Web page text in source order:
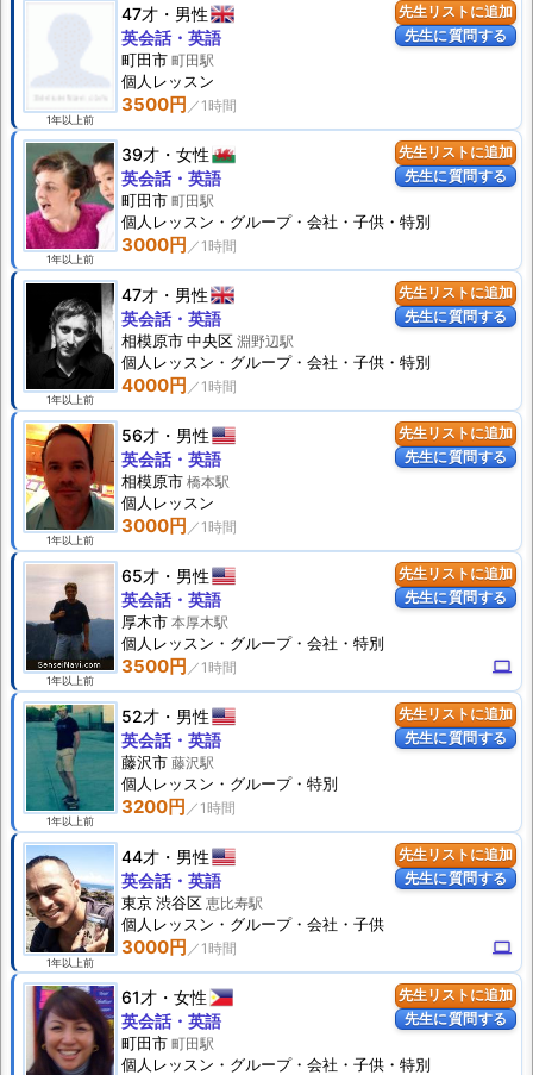
先生リストに追加
先生に質問する
1年以上前
47才 男性
3500円
英会話・英語
町田市 町田駅
個人 レッスン
先生リストに追加
先生に質問する
1年以上前
39才 女性
3000円
英会話・英語
町田市 町田駅
個人 レッスン ・グループ・会社・子供・特別
先生リストに追加
先生に質問する
1年以上前
47才 男性
4000円
英会話・英語
相模原市 中央区 淵野辺駅
個人 レッスン ・グループ・会社・子供・特別
先生リストに追加
先生に質問する
1年以上前
56才 男性
3000円
英会話・英語
相模原市 橋本駅
個人 レッスン
先生リストに追加
先生に質問する
1年以上前
65才 男性
3500円 computer
英会話・英語
厚木市 本厚木駅
個人 レッスン ・グループ・会社・特別
先生リストに追加
先生に質問する
1年以上前
52才 男性
3200円
英会話・英語
藤沢市 藤沢駅
個人 レッスン ・グループ・特別
先生リストに追加
先生に質問する
1年以上前
44才 男性
3000円 computer
英会話・英語
東京 渋谷区 恵比寿駅
個人 レッスン ・グループ・会社・子供
先生リストに追加
先生に質問する
61才 女性
英会話・英語
町田市 町田駅
個人 レッスン ・グループ・会社・子供・特別